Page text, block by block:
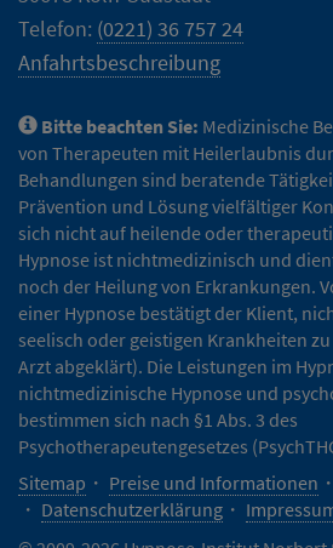
Telefon: (0221) 36 757 24
Anfahrtsbeschreibung
Bitte beachten Sie: Medizinische
von Therapeuten mit Heilerlaubnis
Behandlungen sind beratende
Prävention und Lösung vielfältiger
sich nicht auf heilende oder
Hypnose ist nichtmedizinisch und
noch der Heilung von Erkrankungen.
einer Hypnose bestätigt der Klient,
seelisch oder geistigen Krankheiten
Arzt abgeklärt). Die Leistungen im
nichtmedizinische Hypnose und
bestimmen sich nach §1 Abs. 3 des
Psychotherapeutengesetzes
Sitemap
Preise und Informationen
Datenschutzerklärung